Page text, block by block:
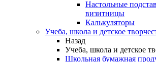
Настольные
визитницы
Калькуляторы
Учеба, школа и детское
Назад
Учеба, школа и детское
Школьная бумажная